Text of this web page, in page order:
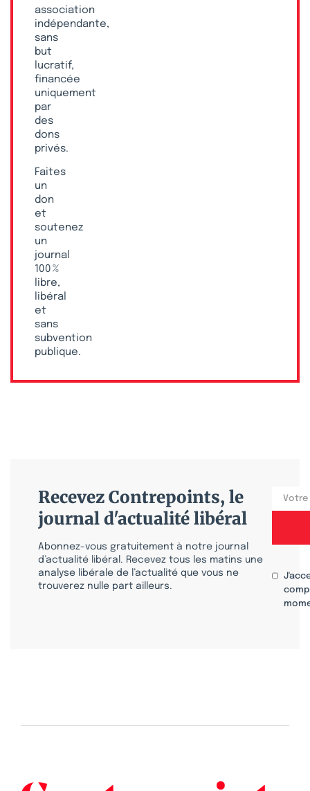
association
indépendante,
sans
but
lucratif,
financée
uniquement
par
des
dons
privés.
Faites
un
don
et
soutenez
un
journal
100 %
libre,
libéral
et
sans
subvention
publique.
Recevez Contrepoints, le
journal d'actualité libéral
Abonnez-vous gratuitement à notre journal
d’actualité libéral. Recevez tous les matins une
analyse libérale de l’actualité que vous ne
trouverez nulle part ailleurs.